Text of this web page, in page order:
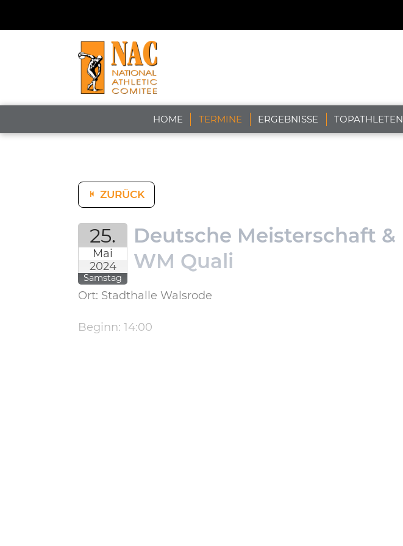
HOME TERMINE ERGEBNISSE TOPATHLETEN
ZURÜCK
25.
Mai
2024
Samstag
Deutsche Meisterschaft &
WM Quali
Ort: Stadthalle Walsrode
Beginn: 14:00